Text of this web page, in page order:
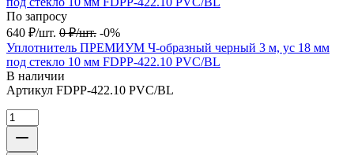
По запросу
640 ₽/шт. 0 ₽/шт. -0%
Уплотнитель ПРЕМИУМ Ч-образный черный 3 м, ус 18 мм
под стекло 10 мм FDPP-422.10 PVC/BL
В наличии
Артикул FDPP-422.10 PVC/BL